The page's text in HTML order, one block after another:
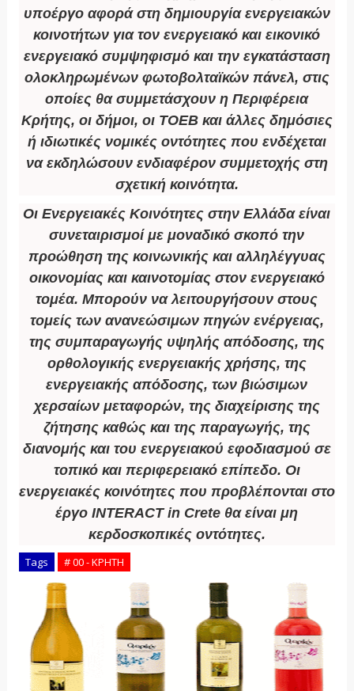
υποέργο αφορά στη δημιουργία ενεργειακών
κοινοτήτων για τον ενεργειακό και εικονικό
ενεργειακό συμψηφισμό και την εγκατάσταση
ολοκληρωμένων φωτοβολταϊκών πάνελ, στις
οποίες θα συμμετάσχουν η Περιφέρεια
Κρήτης, οι δήμοι, οι ΤΟΕΒ και άλλες δημόσιες
ή ιδιωτικές νομικές οντότητες που ενδέχεται
να εκδηλώσουν ενδιαφέρον συμμετοχής στη
σχετική κοινότητα.
Οι Ενεργειακές Κοινότητες στην Ελλάδα είναι
συνεταιρισμοί με μοναδικό σκοπό την
προώθηση της κοινωνικής και αλληλέγγυας
οικονομίας και καινοτομίας στον ενεργειακό
τομέα. Μπορούν να λειτουργήσουν στους
τομείς των ανανεώσιμων πηγών ενέργειας,
της συμπαραγωγής υψηλής απόδοσης, της
ορθολογικής ενεργειακής χρήσης, της
ενεργειακής απόδοσης, των βιώσιμων
χερσαίων μεταφορών, της διαχείρισης της
ζήτησης καθώς και της παραγωγής, της
διανομής και του ενεργειακού εφοδιασμού σε
τοπικό και περιφερειακό επίπεδο. Οι
ενεργειακές κοινότητες που προβλέπονται στο
έργο INTERACT in Crete θα είναι μη
κερδοσκοπικές οντότητες.
Tags # 00 - ΚΡΗΤΗ